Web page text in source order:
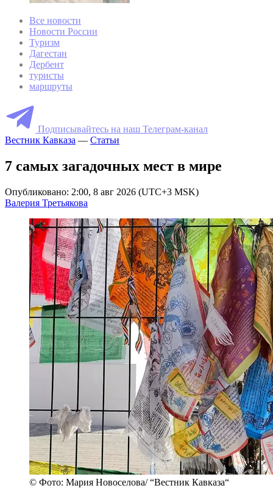
Все новости
Новости России
Туризм
Дагестан
Дербент
туристы
маршруты
Подписывайтесь на наш Телеграм-канал
Вестник Кавказа — Статьи
7 самых загадочных мест в мире
Опубликовано: 2:00, 8 авг 2026 (UTC+3 MSK)
Валерия Третьякова
© Фото: Мария Новоселова/ “Вестник Кавказа“